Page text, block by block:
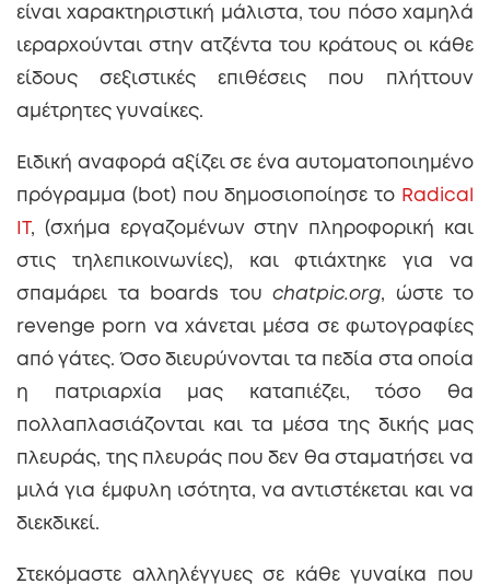
είναι χαρακτηριστική μάλιστα, του πόσο χαμηλά
ιεραρχούνται στην ατζέντα του κράτους οι κάθε
είδους σεξιστικές επιθέσεις που πλήττουν
αμέτρητες γυναίκες.
Ειδική αναφορά αξίζει σε ένα αυτοματοποιημένο
πρόγραμμα (bot) που δημοσιοποίησε το Radical
, (σχήμα εργαζομένων στην πληροφορική και
στις τηλεπικοινωνίες), και φτιάχτηκε για να
σπαμάρει τα boards του chatpic.org, ώστε το
revenge porn να χάνεται μέσα σε φωτογραφίες
από γάτες. Όσο διευρύνονται τα πεδία στα οποία
η πατριαρχία μας καταπιέζει, τόσο θα
πολλαπλασιάζονται και τα μέσα της δικής μας
πλευράς, της πλευράς που δεν θα σταματήσει να
μιλά για έμφυλη ισότητα, να αντιστέκεται και να
διεκδικεί.
Στεκόμαστε αλληλέγγυες σε κάθε γυναίκα που